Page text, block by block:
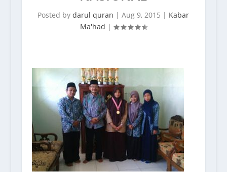
Posted bydarul quran |Aug 9, 2015 | Kabar
Ma'had |